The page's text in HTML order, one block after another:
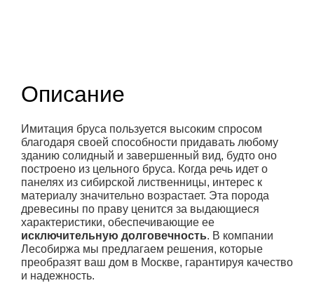
Описание
Имитация бруса пользуется высоким спросом
благодаря своей способности придавать любому
зданию солидный и завершенный вид, будто оно
построено из цельного бруса. Когда речь идет о
панелях из сибирской лиственницы, интерес к
материалу значительно возрастает. Эта порода
древесины по праву ценится за выдающиеся
характеристики, обеспечивающие ее
исключительную долговечность. В компании
Лесобиржа мы предлагаем решения, которые
преобразят ваш дом в Москве, гарантируя качество
и надежность.